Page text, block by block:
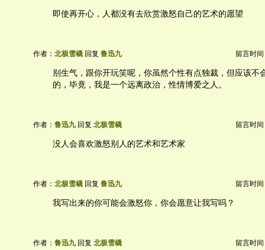
即使再开心，人都没有去欣赏激怒自己的艺术的愿望
作者： 北极雪橇 回复 鲁迅九 留言时间
别生气，跟你开玩笑呢，你虽然个性有点独裁，但应该不
的，毕竟，我是一个远离政治，性情博爱之人。
作者： 鲁迅九回复 北极雪橇 留言时间
没人会喜欢激怒别人的艺术和艺术家
作者： 北极雪橇 回复 鲁迅九 留言时间
我写出来的你可能会激怒你，你会愿意让我写吗？
作者： 鲁迅九回复 北极雪橇 留言时间